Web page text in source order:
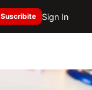
Suscribite Sign In